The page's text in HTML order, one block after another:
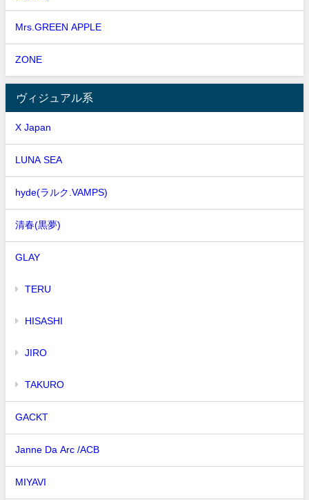
Mrs.GREEN APPLE
ZONE
ヴィジュアル系
X Japan
LUNA SEA
hyde(ラルク.VAMPS)
清春(黒夢)
GLAY
TERU
HISASHI
JIRO
TAKURO
GACKT
Janne Da Arc /ACB
MIYAVI